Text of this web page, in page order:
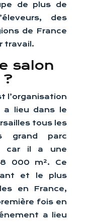
de plus de
des
de France
travail.
salon
?
l’organisation
a lieu dans le
tous les
grand parc
car il a une
000 m². Ce
et le plus
en France,
fois en
a lieu